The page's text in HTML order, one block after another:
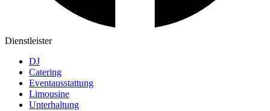
Dienstleister
DJ
Catering
Eventausstattung
Limousine
Unterhaltung